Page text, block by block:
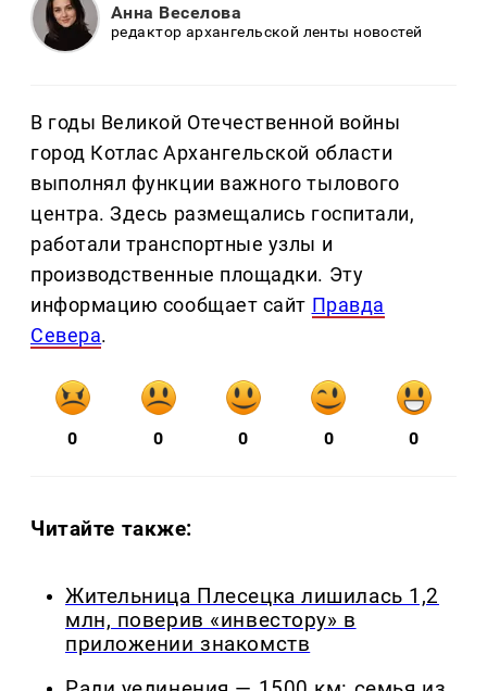
Анна Веселова
редактор архангельской ленты новостей
В годы Великой Отечественной войны
город Котлас Архангельской области
выполнял функции важного тылового
центра. Здесь размещались госпитали,
работали транспортные узлы и
производственные площадки. Эту
информацию сообщает сайт Правда
Севера.
0 0 0 0 0
Читайте также:
Жительница Плесецка лишилась 1,2
млн, поверив «инвестору» в
приложении знакомств